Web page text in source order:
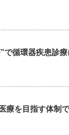
で循環器疾患診
療を目指す体制